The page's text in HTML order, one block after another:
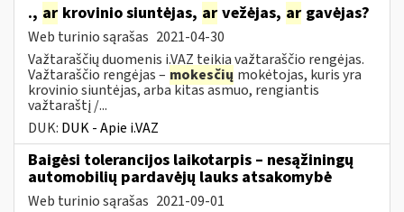
., ar krovinio siuntėjas, ar vežėjas, ar gavėjas?
Web turinio sąrašas 2021-04-30
Važtaraščių duomenis i.VAZ teikia važtaraščio rengėjas.
Važtaraščio rengėjas – mokesčių mokėtojas, kuris yra
krovinio siuntėjas, arba kitas asmuo, rengiantis
važtaraštį /...
DUK: DUK - Apie i.VAZ
Baigėsi tolerancijos laikotarpis – nesąžiningų
automobilių pardavėjų lauks atsakomybė
Web turinio sąrašas 2021-09-01